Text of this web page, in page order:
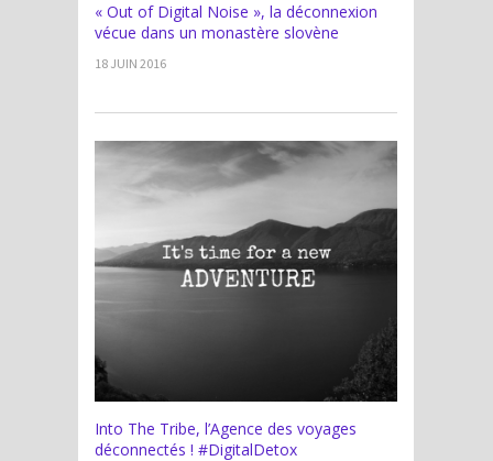
« Out of Digital Noise », la déconnexion
vécue dans un monastère slovène
18 JUIN 2016
Into The Tribe, l’Agence des voyages
déconnectés ! #DigitalDetox